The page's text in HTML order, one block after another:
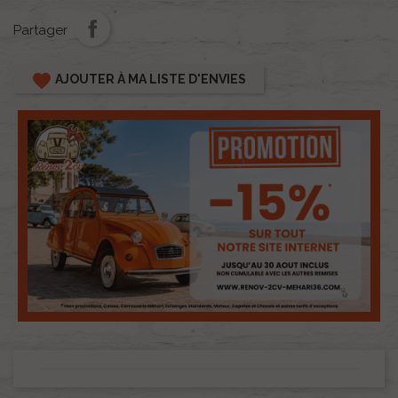
Partager
favorite AJOUTER À MA LISTE D'ENVIES